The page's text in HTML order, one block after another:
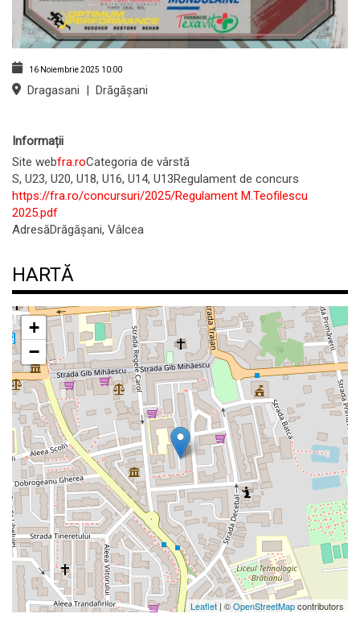
16 Noiembrie 2025 10:00
Dragasani | Drăgășani
Informații
Site webfra.roCategoria de vârstă
S, U23, U20, U18, U16, U14, U13Regulament de concurs
https://fra.ro/concursuri/2025/Regulament M.Teofilescu
2025.pdf
AdresăDrăgășani, Vâlcea
HARTĂ
+
−
Leaflet | ©OpenStreetMapcontributors